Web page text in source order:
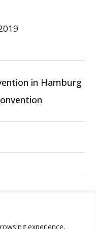
experience,
in Hamburg